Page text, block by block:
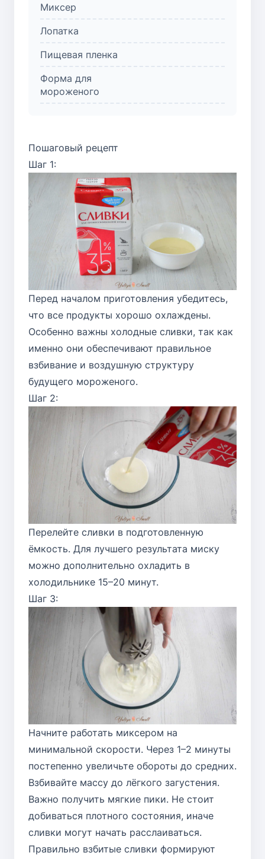
Миксер
Лопатка
Пищевая пленка
Форма для
мороженого
Пошаговый рецепт
Шаг 1:
Перед началом приготовления убедитесь,
что все продукты хорошо охлаждены.
Особенно важны холодные сливки, так как
именно они обеспечивают правильное
взбивание и воздушную структуру
будущего мороженого.
Шаг 2:
Перелейте сливки в подготовленную
ёмкость. Для лучшего результата миску
можно дополнительно охладить в
холодильнике 15–20 минут.
Шаг 3:
Начните работать миксером на
минимальной скорости. Через 1–2 минуты
постепенно увеличьте обороты до средних.
Взбивайте массу до лёгкого загустения.
Важно получить мягкие пики. Не стоит
добиваться плотного состояния, иначе
сливки могут начать расслаиваться.
Правильно взбитые сливки формируют